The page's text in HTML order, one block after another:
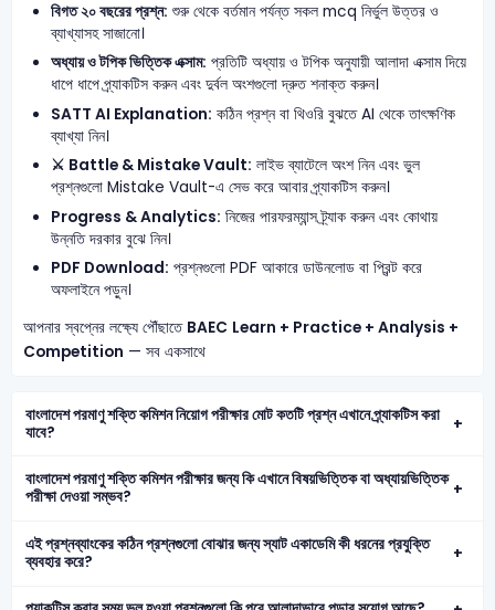
বিগত ২০ বছরের প্রশ্ন: শুরু থেকে বর্তমান পর্যন্ত সকল mcq নির্ভুল উত্তর ও
ব্যাখ্যাসহ সাজানো।
অধ্যায় ও টপিক ভিত্তিক এক্সাম: প্রতিটি অধ্যায় ও টপিক অনুযায়ী আলাদা এক্সাম দিয়ে
ধাপে ধাপে প্র্যাকটিস করুন এবং দুর্বল অংশগুলো দ্রুত শনাক্ত করুন।
SATT AI Explanation: কঠিন প্রশ্ন বা থিওরি বুঝতে AI থেকে তাৎক্ষণিক
ব্যাখ্যা নিন।
⚔️ Battle & Mistake Vault: লাইভ ব্যাটেলে অংশ নিন এবং ভুল
প্রশ্নগুলো Mistake Vault-এ সেভ করে আবার প্র্যাকটিস করুন।
Progress & Analytics: নিজের পারফরম্যান্স ট্র্যাক করুন এবং কোথায়
উন্নতি দরকার বুঝে নিন।
PDF Download: প্রশ্নগুলো PDF আকারে ডাউনলোড বা প্রিন্ট করে
অফলাইনে পড়ুন।
আপনার স্বপ্নের লক্ষ্যে পৌঁছাতে BAEC Learn + Practice + Analysis +
Competition — সব একসাথে
বাংলাদেশ পরমাণু শক্তি কমিশন নিয়োগ পরীক্ষার মোট কতটি প্রশ্ন এখানে প্র্যাকটিস করা
যাবে?
বাংলাদেশ পরমাণু শক্তি কমিশন পরীক্ষার জন্য কি এখানে বিষয়ভিত্তিক বা অধ্যায়ভিত্তিক
পরীক্ষা দেওয়া সম্ভব?
এই প্রশ্নব্যাংকের কঠিন প্রশ্নগুলো বোঝার জন্য স্যাট একাডেমি কী ধরনের প্রযুক্তি
ব্যবহার করে?